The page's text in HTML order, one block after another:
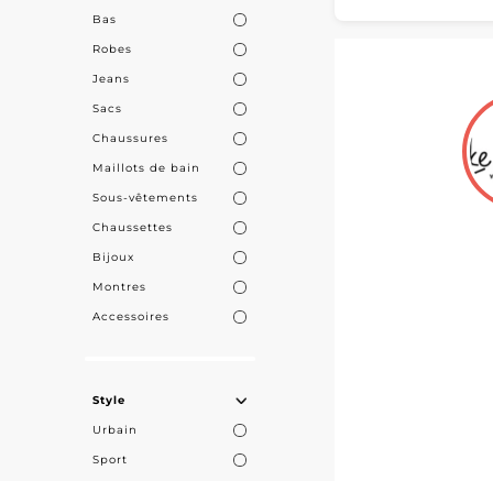
Bas
Robes
Jeans
Sacs
Chaussures
Maillots de bain
Sous-vêtements
Chaussettes
Bijoux
Montres
Accessoires
Style
Urbain
Sport